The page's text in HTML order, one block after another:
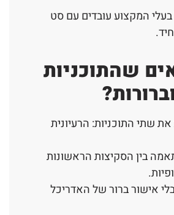
המקצוע עובדים עם סט
שהתוכניות
שתי התוכניות: הרעיונית
בין הסקיצות הראשונות
אישור ברור של האדריכל